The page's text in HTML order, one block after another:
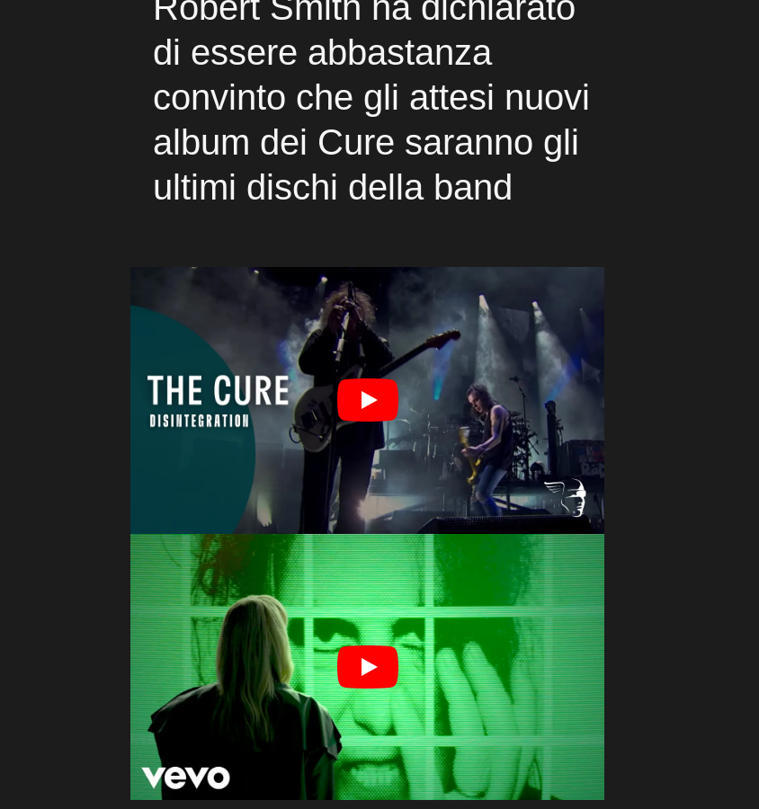
di essere abbastanza
convinto che gli attesi nuovi
album dei Cure saranno gli
ultimi dischi della band